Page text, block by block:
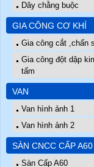
Dây chằng buộc
GIA CÔNG CƠ KHÍ
Gia công cắt ,chấn
Gia công đột dập
tấm
VAN
Van hình ảnh 1
Van hình ảnh 2
SÀN CNCC CẤP A60
Sàn Cấp A60